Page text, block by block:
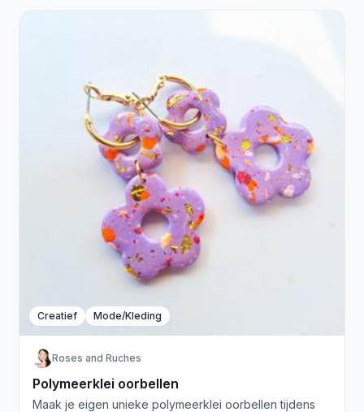
Creatief Mode/Kleding
Roses and Ruches
Polymeerklei oorbellen
Maak je eigen unieke polymeerklei oorbellen tijdens